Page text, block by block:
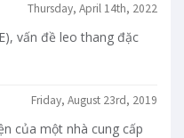
Thursday, April 14th, 2022
vấn đề leo thang đặc
Friday, August 23rd, 2019
của một nhà cung cấp